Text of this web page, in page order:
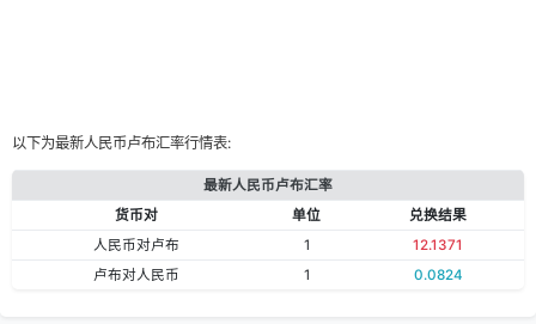
以下为最新人民币卢布汇率行情表:
最新人民币卢布汇率
货币对
单位
兑换结果
人民币对卢布
1
12.1371
卢布对人民币
1 0.0824